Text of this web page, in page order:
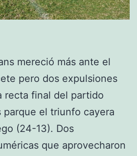
mereció más ante el
pero dos expulsiones
recta final del partido
parque el triunfo cayera
(24-13). Dos
que aprovecharon